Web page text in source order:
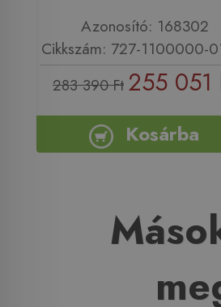
Azonosító: 168302
Cikkszám: 727-1100000-
283 390 Ft 255 051
Kosárba